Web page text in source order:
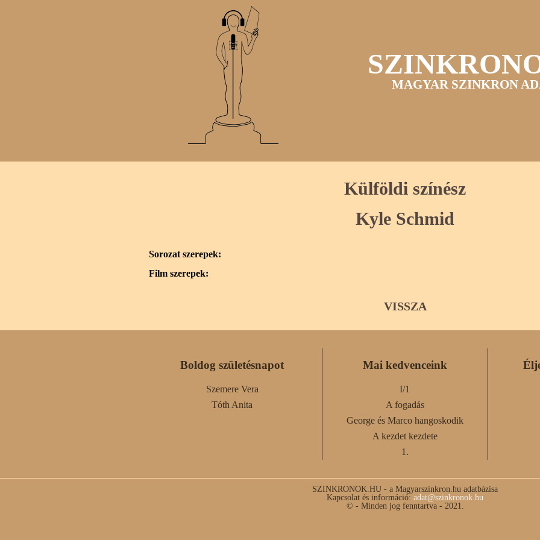
MAGYAR SZINKRON
Külföldi színész
Kyle Schmid
Sorozat szerepek:
Film szerepek:
VISSZA
Boldog születésnapot
Szemere Vera
Tóth Anita
Mai kedvenceink
I/1
A fogadás
George és Marco hangoskodik
A kezdet kezdete
1.
SZINKRONOK.HU - a Magyarszinkron.hu adatbázisa
Kapcsolat és információ: adat@szinkronok.hu
© - Minden jog fenntartva - 2021.